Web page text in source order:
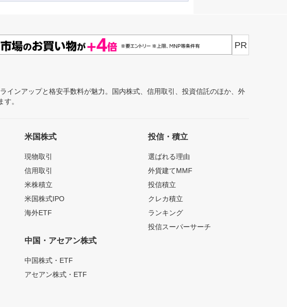
PR
インアップと格安手数料が魅力。国内株式、信用取引、投資信託のほか、外
。
米国株式
現物取引
信用取引
米株積立
米国株式IPO
海外ETF
中国・アセアン株式
中国株式・ETF
アセアン株式・ETF
投信・積立
選ばれる理由
外貨建てMMF
投信積立
クレカ積立
ランキング
投信スーパーサーチ